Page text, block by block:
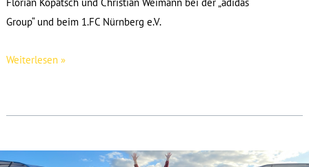
Group“ und beim 1.FC Nürnberg e.V.
SPO-
–
Weiterlesen »